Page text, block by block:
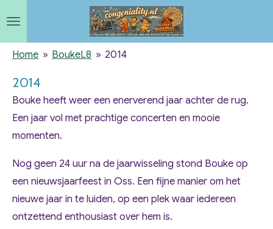
naar
hoofdinhoud
Home » BoukeL8 » 2014
2014
Bouke heeft weer een enerverend jaar achter de rug.
Een jaar vol met prachtige concerten en mooie
momenten.
Nog geen 24 uur na de jaarwisseling stond Bouke op
een nieuwsjaarfeest in Oss. Een fijne manier om het
nieuwe jaar in te luiden, op een plek waar iedereen
ontzettend enthousiast over hem is.